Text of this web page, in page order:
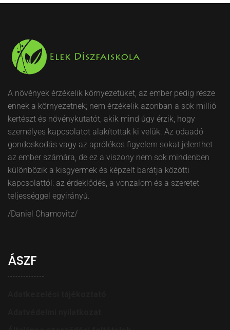
A növények érzékelik környezetüket, az ember pedig része
ennek a környezetnek; nem érzékelik azonban a sok millió
kertészt és növénykutatót, akik mind úgy érzik, hogy
személyes kapcsolatot alakítottak ki velük. Az odaadó
gondoskodás vagy az aprólékos figyelem sokat jelenthet
az ember számára, de ez a viszony nem sok mindenben
különbözik a kisgyermek és képzelt barátja közötti
kapcsolattól: az érdeklődés, a vonzalom és a szeretet
teljességgel egyirányú.
/Daniel Chamovitz/
ÁSZF